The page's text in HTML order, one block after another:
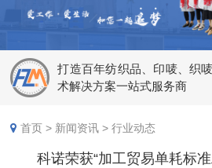
打造百年纺织品、印唛、织
术解决方案一站式服务商
首页 > 新闻资讯 >行业动态
科诺荣获“加工贸易单耗标